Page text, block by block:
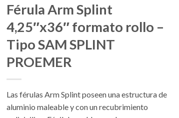
Férula Arm Splint
4,25″x36″ formato rollo –
Tipo SAM SPLINT
PROEMER
Las férulas Arm Splint poseen una estructura de
aluminio maleable y con un recubrimiento